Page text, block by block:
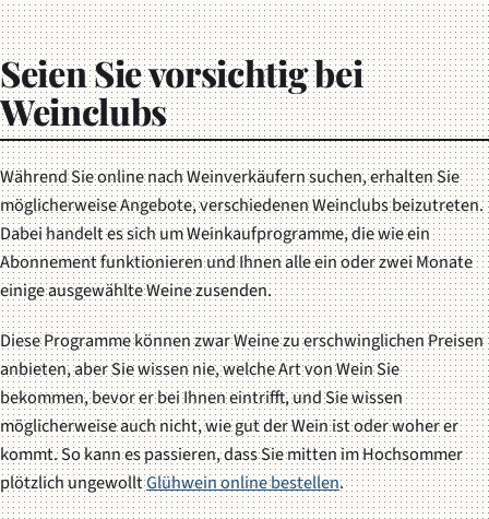
Seien Sie vorsichtig bei
Weinclubs
Während Sie online nach Weinverkäufern suchen, erhalten Sie
möglicherweise Angebote, verschiedenen Weinclubs beizutreten.
Dabei handelt es sich um Weinkaufprogramme, die wie ein
Abonnement funktionieren und Ihnen alle ein oder zwei Monate
einige ausgewählte Weine zusenden.
Diese Programme können zwar Weine zu erschwinglichen Preisen
anbieten, aber Sie wissen nie, welche Art von Wein Sie
bekommen, bevor er bei Ihnen eintrifft, und Sie wissen
möglicherweise auch nicht, wie gut der Wein ist oder woher er
kommt. So kann es passieren, dass Sie mitten im Hochsommer
plötzlich ungewolltGlühwein online bestellen.